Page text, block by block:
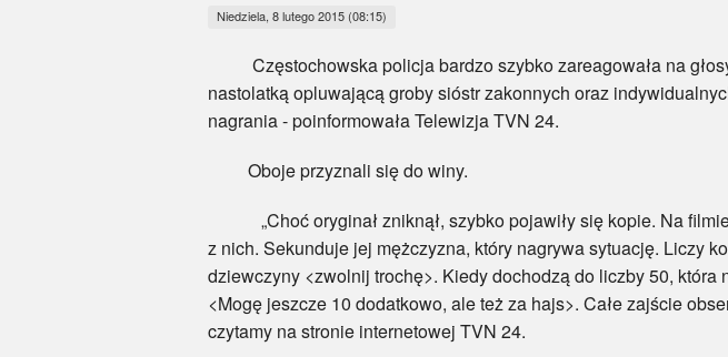
Niedziela, 8 lutego 2015 (08:15)
Częstochowska policja bardzo szybko zareagowała na
nastolatką opluwającą groby sióstr zakonnych oraz
nagrania - poinformowała Telewizja TVN 24.
Oboje przyznali się do winy.
„Choć oryginał zniknął, szybko pojawiły się kopie. Na
z nich. Sekunduje jej mężczyzna, który nagrywa sytuację. Liczy
dziewczyny <zwolnij trochę>. Kiedy dochodzą do liczby 50,
<Mogę jeszcze 10 dodatkowo, ale też za hajs>. Całe zajście
czytamy na stronie internetowej TVN 24.